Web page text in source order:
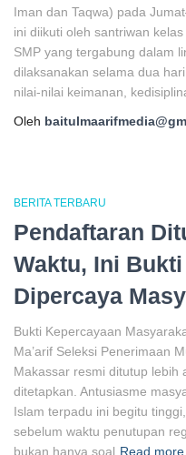
Iman dan Taqwa) pada
ini diikuti oleh santriwan
SMP yang tergabung dalam
dilaksanakan selama dua
nilai-nilai keimanan,
Oleh
BERITA TERBARU
Pendaftaran
Waktu, Ini Bukti
Dipercaya
Bukti Kepercayaan
Ma’arif Seleksi Penerimaan
Makassar resmi ditutup lebih
ditetapkan. Antusiasme
Islam terpadu ini begitu
sebelum waktu penutupan
bukan hanya soal Read